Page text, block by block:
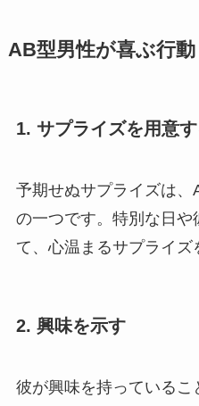
AB型男性が喜ぶ行動
1. サプライズを用意
予期せぬサプライズは
の一つです。特別な日や
て、心温まるサプライズ
2. 興味を示す
彼が興味を持っている